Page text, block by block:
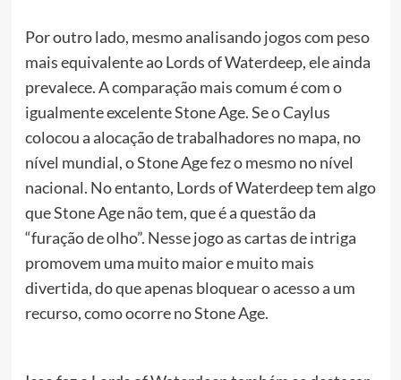
Por outro lado, mesmo analisando jogos com peso
mais equivalente ao Lords of Waterdeep, ele ainda
prevalece. A comparação mais comum é com o
igualmente excelente Stone Age. Se o Caylus
colocou a alocação de trabalhadores no mapa, no
nível mundial, o Stone Age fez o mesmo no nível
nacional. No entanto, Lords of Waterdeep tem algo
que Stone Age não tem, que é a questão da
“furação de olho”. Nesse jogo as cartas de intriga
promovem uma muito maior e muito mais
divertida, do que apenas bloquear o acesso a um
recurso, como ocorre no Stone Age.